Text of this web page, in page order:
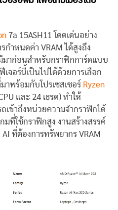
7a 15ASH11 โดดเด่นอย่าง
กำหนดค่า VRAM ได้สูงถึง
มาก่อนสำหรับกราฟิกการ์ดแบบ
เจอร์นี้เป็นไปได้ด้วยการเลือก
าพร้อมกับโปรเซสเซอร์ Ryzen
และ 24 เธรด) ทำให้
ถเข้าถึงหน่วยความจำกราฟิกได้
มที่ใช้กราฟิกสูง งานสร้างสรรค์
ที่ต้องการทรัพยากร VRAM